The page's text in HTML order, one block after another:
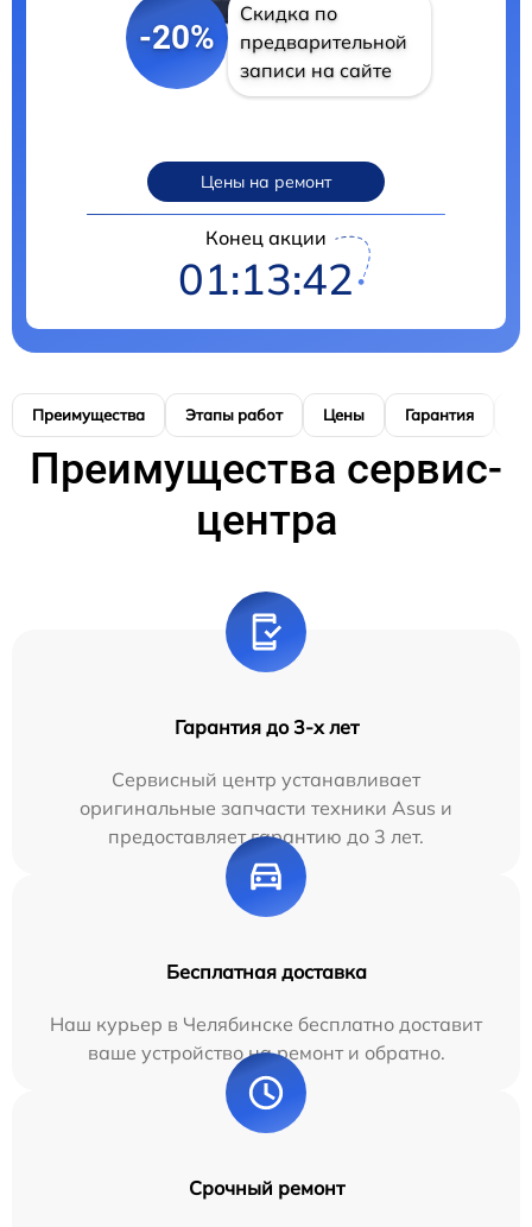
-20%
Скидка по
предварительной
записи на сайте
Цены на ремонт
Конец акции
01:13:39
Преимущества Этапы работ Цены Гарантия
Преимущества сервис-
центра
Гарантия до 3-х лет
Сервисный центр устанавливает
оригинальные запчасти техники Asus и
предоставляет гарантию до 3 лет.
Бесплатная доставка
Наш курьер в Челябинске бесплатно доставит
ваше устройство на ремонт и обратно.
Срочный ремонт